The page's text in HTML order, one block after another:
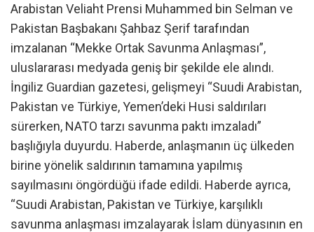
Arabistan Veliaht Prensi Muhammed bin Selman ve
Pakistan Başbakanı Şahbaz Şerif tarafından
imzalanan “Mekke Ortak Savunma Anlaşması”,
uluslararası medyada geniş bir şekilde ele alındı.
İngiliz Guardian gazetesi, gelişmeyi “Suudi Arabistan,
Pakistan ve Türkiye, Yemen’deki Husi saldırıları
sürerken, NATO tarzı savunma paktı imzaladı”
başlığıyla duyurdu. Haberde, anlaşmanın üç ülkeden
birine yönelik saldırının tamamına yapılmış
sayılmasını öngördüğü ifade edildi. Haberde ayrıca,
“Suudi Arabistan, Pakistan ve Türkiye, karşılıklı
savunma anlaşması imzalayarak İslam dünyasının en